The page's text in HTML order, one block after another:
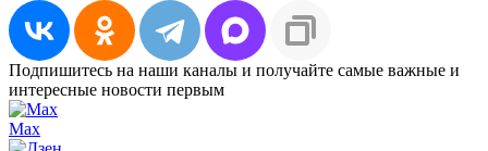
Подпишитесь на наши каналы и получайте самые важные и
интересные новости первым
Max